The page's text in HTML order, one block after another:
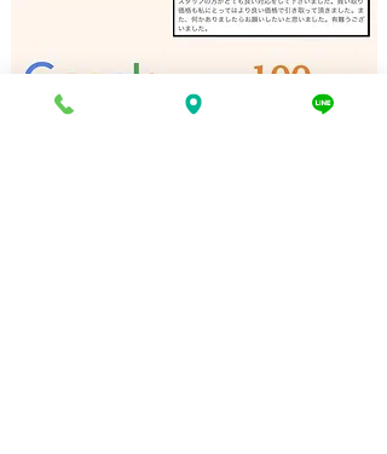
ボート 買取 明石｜姫路の